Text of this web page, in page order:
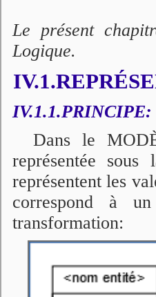
Le présent
Logique.
IV.1.1.PRINCIPE:
Dans le
représentée
représentent les
correspond à
transformation: